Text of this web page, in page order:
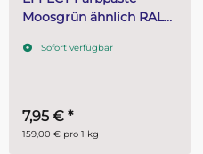
ähnlich RAL 9005 für
14,95 €
149,50 € pro 1 kg